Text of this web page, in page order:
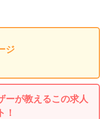
ジ
ーが教えるこの求人
！